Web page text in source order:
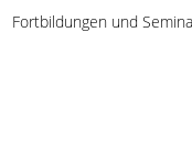
Fortbildungen und